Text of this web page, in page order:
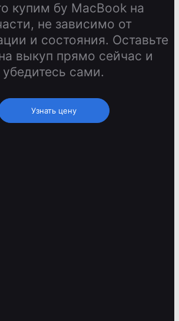
купим бу MacBook на
не зависимо от
и состояния. Оставьте
выкуп прямо сейчас и
убедитесь сами.
Узнать цену